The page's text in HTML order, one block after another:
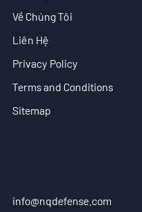
Về Chúng Tôi
Liên Hệ
Privacy Policy
Terms and Conditions
Sitemap
info@nqdefense.com